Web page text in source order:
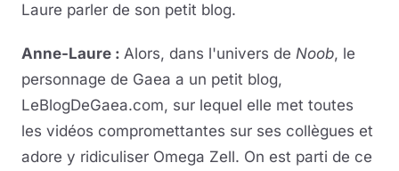
Laure parler de son petit blog.
Anne-Laure : Alors, dans l'univers de Noob, le
personnage de Gaea a un petit blog,
LeBlogDeGaea.com, sur lequel elle met toutes
les vidéos compromettantes sur ses collègues et
adore y ridiculiser Omega Zell. On est parti de ce